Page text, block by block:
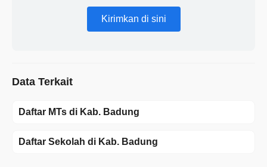
Kirimkan di sini
Data Terkait
Daftar MTs di Kab. Badung
Daftar Sekolah di Kab. Badung